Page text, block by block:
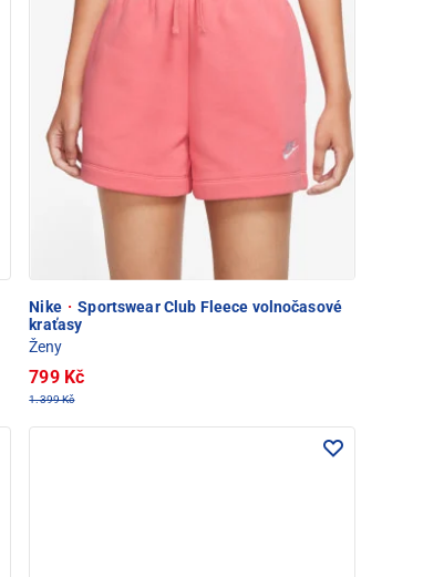
Nike · Sportswear Club Fleece volnočasové
kraťasy
Ženy
799 Kč
1.399 Kč